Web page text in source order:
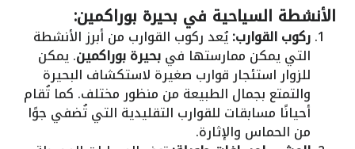
الأنشطة السياحية في بحيرة بوراكمين:
ركوب القوارب:يُعد ركوب القوارب من أبرز الأنشطة
التي يمكن ممارستها فيبحيرة بوراكمين. يمكن
للزوار استئجار قوارب صغيرة لاستكشاف البحيرة
والتمتع بجمال الطبيعة من منظور مختلف. كما تُقام
أحيانًا مسابقات للقوارب التقليدية التي تُضفي جوًا
من الحماس والإثارة.